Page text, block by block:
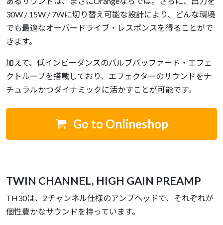
30W / 15W / 7Wに切り替え可能な設計により、どんな環境
でも最適なオーバードライブ・レスポンスを得ることがで
きます。
加えて、低インピーダンスのバルブバッファード・エフェ
クトループを搭載しており、エフェクターのサウンドをナ
チュラルかつダイナミックに活かすことが可能です。
Go to Onlineshop
TWIN CHANNEL, HIGH GAIN PREAMP
TH30は、2チャンネル仕様のアンプヘッドで、それぞれが
個性豊かなサウンドを持っています。